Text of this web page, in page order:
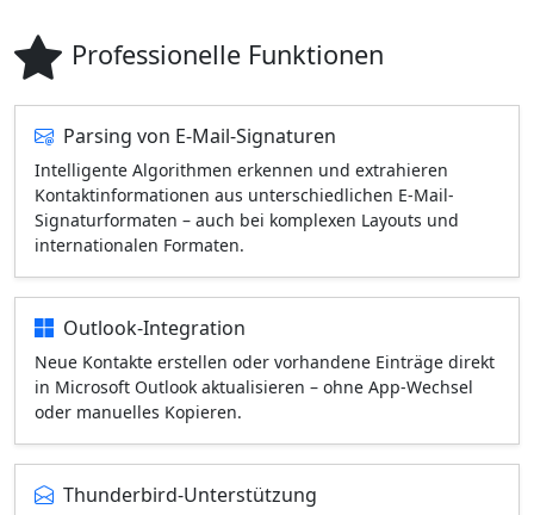
Professionelle Funktionen
Parsing von E-Mail-Signaturen
Intelligente Algorithmen erkennen und extrahieren
Kontaktinformationen aus unterschiedlichen E-Mail-
Signaturformaten – auch bei komplexen Layouts und
internationalen Formaten.
Outlook-Integration
Neue Kontakte erstellen oder vorhandene Einträge direkt
in Microsoft Outlook aktualisieren – ohne App-Wechsel
oder manuelles Kopieren.
Thunderbird-Unterstützung